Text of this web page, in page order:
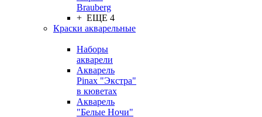
Brauberg
+ ЕЩЕ 4
Краски акварельные
Наборы
акварели
Акварель
Pinax "Экстра"
в кюветах
Акварель
"Белые Ночи"